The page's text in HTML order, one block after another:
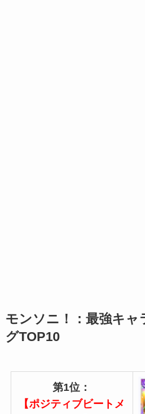
モンソニ！：最強キャ
グTOP10
第1位：
【ポジティブビートメ